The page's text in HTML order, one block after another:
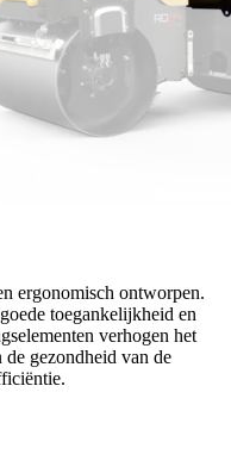
ergonomisch ontworpen.
toegankelijkheid en
verhogen het
gezondheid van de